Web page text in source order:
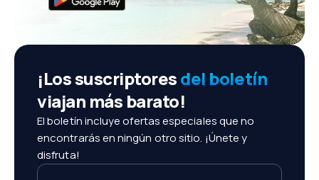
¡Los suscriptoresdel boletín
viajan más barato!
El boletín incluye ofertas especiales que no
encontrarás en ningún otro sitio. ¡Únete y
disfruta!
Tu dirección de email